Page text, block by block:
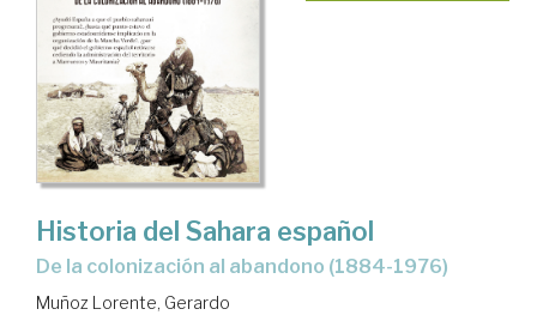
Historia del Sahara español
de la colonización al abandono (1884-1976)
Muñoz Lorente, Gerardo